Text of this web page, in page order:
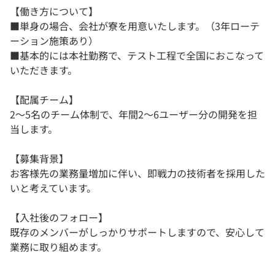
【働き方について】
■単身の場合、会社が寮を用意いたします。（3年ローテ
ーション施策あり）
■基本的には本社勤務で、テスト工程で全国におこなって
いただきます。
【配属チーム】
2～5名のチーム体制で、年間2～6ユーザー分の開発を担
当します。
【募集背景】
お客様先の業務量増加に伴い、即戦力の技術者を採用した
いと考えています。
【入社後のフォロー】
既存のメンバーがしっかりサポートしますので、安心して
業務に取り組めます。